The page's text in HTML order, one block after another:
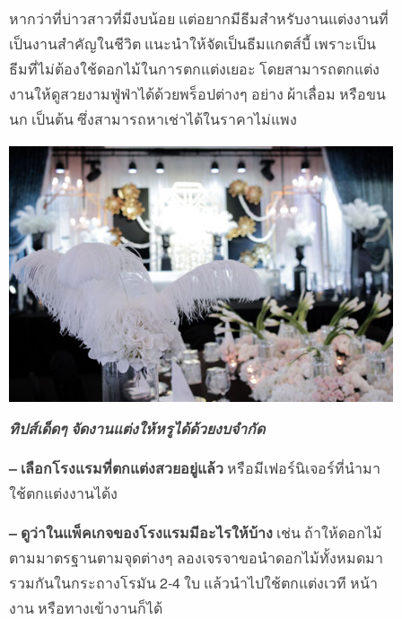
หากว่าที่บ่าวสาวที่มีงบน้อย แต่อยากมีธีมสำหรับงานแต่งงานที่
เป็นงานสำคัญในชีวิต แนะนำให้จัดเป็นธีมแกตส์บี้ เพราะเป็น
ธีมที่ไม่ต้องใช้ดอกไม้ในการตกแต่งเยอะ โดยสามารถตกแต่ง
งานให้ดูสวยงามฟู่ฟ่าได้ด้วยพร็อปต่างๆ อย่าง ผ้าเลื่อม หรือขน
นก เป็นต้น ซึ่งสามารถหาเช่าได้ในราคาไม่แพง
ทิปส์เด็ดๆ จัดงานแต่งให้หรูได้ด้วยงบจำกัด
– เลือกโรงแรมที่ตกแต่งสวยอยู่แล้วหรือมีเฟอร์นิเจอร์ที่นำมา
ใช้ตกแต่งงานได้ง
– ดูว่าในแพ็คเกจของโรงแรมมีอะไรให้บ้าง เช่น ถ้าให้ดอกไม้
ตามมาตรฐานตามจุดต่างๆ ลองเจรจาขอนำดอกไม้ทั้งหมดมา
รวมกันในกระถางโรมัน 2-4 ใบ แล้วนำไปใช้ตกแต่งเวที หน้า
งาน หรือทางเข้างานก็ได้